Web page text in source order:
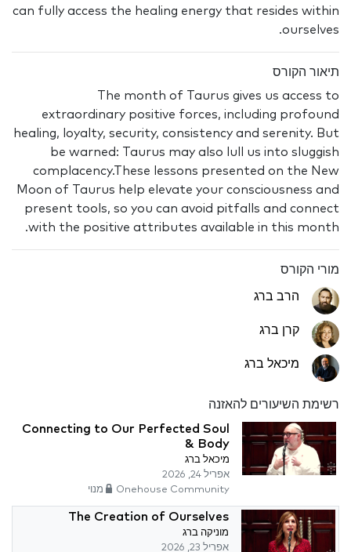
can fully access the healing energy that resides within
ourselves.
תיאור הקורס
The month of Taurus gives us access to
extraordinary positive forces, including profound
healing, loyalty, security, consistency and serenity. But
be warned: Taurus may also lull us into sluggish
complacency.These lessons presented on the New
Moon of Taurus help elevate your consciousness and
present tools, so you can avoid pitfalls and connect
with the positive attributes available in this month.
מורי הקורס
הרב ברג
קרן ברג
מיכאל ברג
רשימת השיעורים להאזנה
Connecting to Our Perfected Soul
& Body
מיכאל ברג
אפריל 24, 2026
Onehouse Community מנוי
The Creation of Ourselves
מוניקה ברג
אפריל 23, 2026